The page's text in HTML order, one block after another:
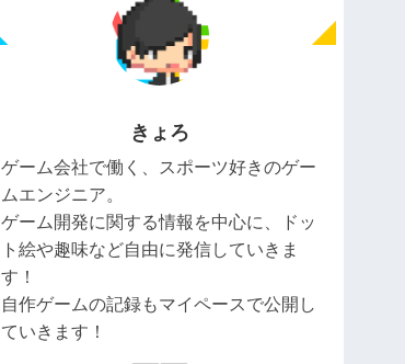
きょろ
ゲーム会社で働く、スポーツ好きのゲー
ムエンジニア。
ゲーム開発に関する情報を中心に、ドッ
ト絵や趣味など自由に発信していきま
す！
自作ゲームの記録もマイペースで公開し
ていきます！